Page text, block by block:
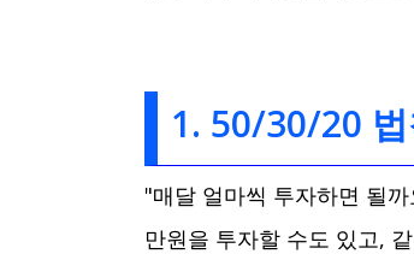
1. 50/30/20
"매달 얼마씩 투자하면 될
만원을 투자할 수도 있고,